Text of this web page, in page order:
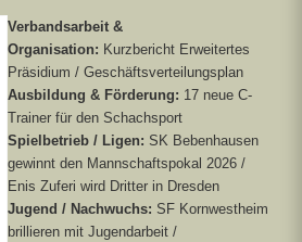
Verbandsarbeit &
Organisation: Kurzbericht Erweitertes
Präsidium / Geschäftsverteilungsplan
Ausbildung & Förderung: 17 neue C-
Trainer für den Schachsport
Spielbetrieb / Ligen: SK Bebenhausen
gewinnt den Mannschaftspokal 2026 /
Enis Zuferi wird Dritter in Dresden
Jugend / Nachwuchs: SF Kornwestheim
brillieren mit Jugendarbeit /